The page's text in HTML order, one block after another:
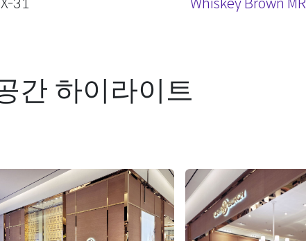
31 Whiskey Brown MR
간 하이라이트